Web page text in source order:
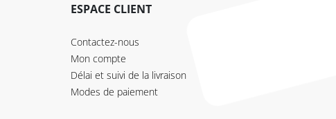
ESPACE CLIENT
Contactez-nous
Mon compte
Délai et suivi de la livraison
Modes de paiement